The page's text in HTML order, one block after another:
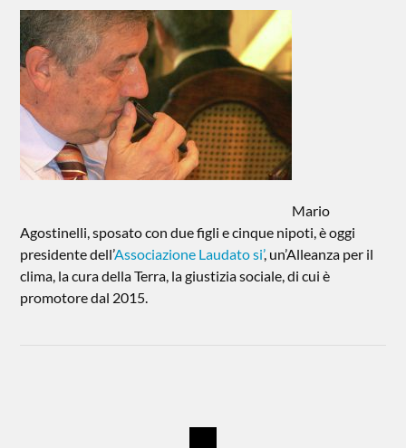
Mario
Agostinelli, sposato con due figli e cinque nipoti, è oggi
presidente dell’Associazione Laudato si’, un’Alleanza per il
clima, la cura della Terra, la giustizia sociale, di cui è
promotore dal 2015.